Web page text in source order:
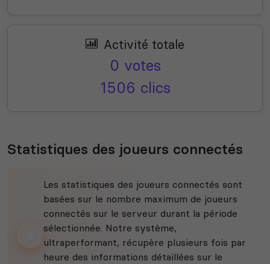
Activité totale
0 votes
1506 clics
Statistiques des joueurs connectés
Les statistiques des joueurs connectés sont
basées sur le nombre maximum de joueurs
connectés sur le serveur durant la période
sélectionnée. Notre système,
ultraperformant, récupère plusieurs fois par
heure des informations détaillées sur le